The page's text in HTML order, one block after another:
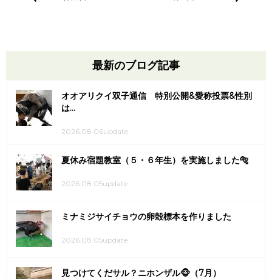
最新のブログ記事
オオアリクイ双子通信 特別公開&愛称投票&性別
は...
2026.08.06update
夏休み宿題教室（５・６年生）を実施しました🐅
2026.08.05update
ミナミジサイチョウの卵殻標本を作りました
2026.08.05update
見つけてくだサル？ニホンザル🐵（7月）